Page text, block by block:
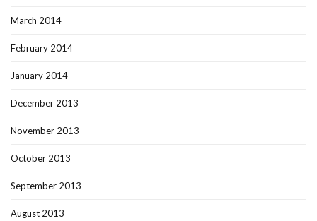
March 2014
February 2014
January 2014
December 2013
November 2013
October 2013
September 2013
August 2013